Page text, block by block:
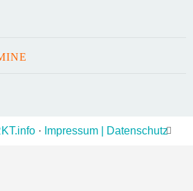
ABSENDEN
· Impressum | Datenschutz